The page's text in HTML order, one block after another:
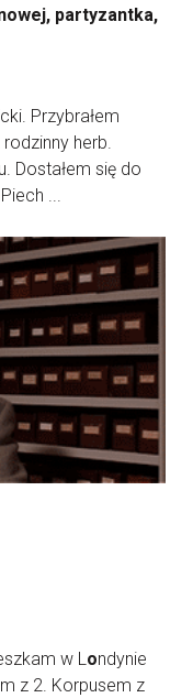
partyzantka,
Przybrałem
rodzinny herb.
Dostałem się do
...
w Londynie
z 2. Korpusem z